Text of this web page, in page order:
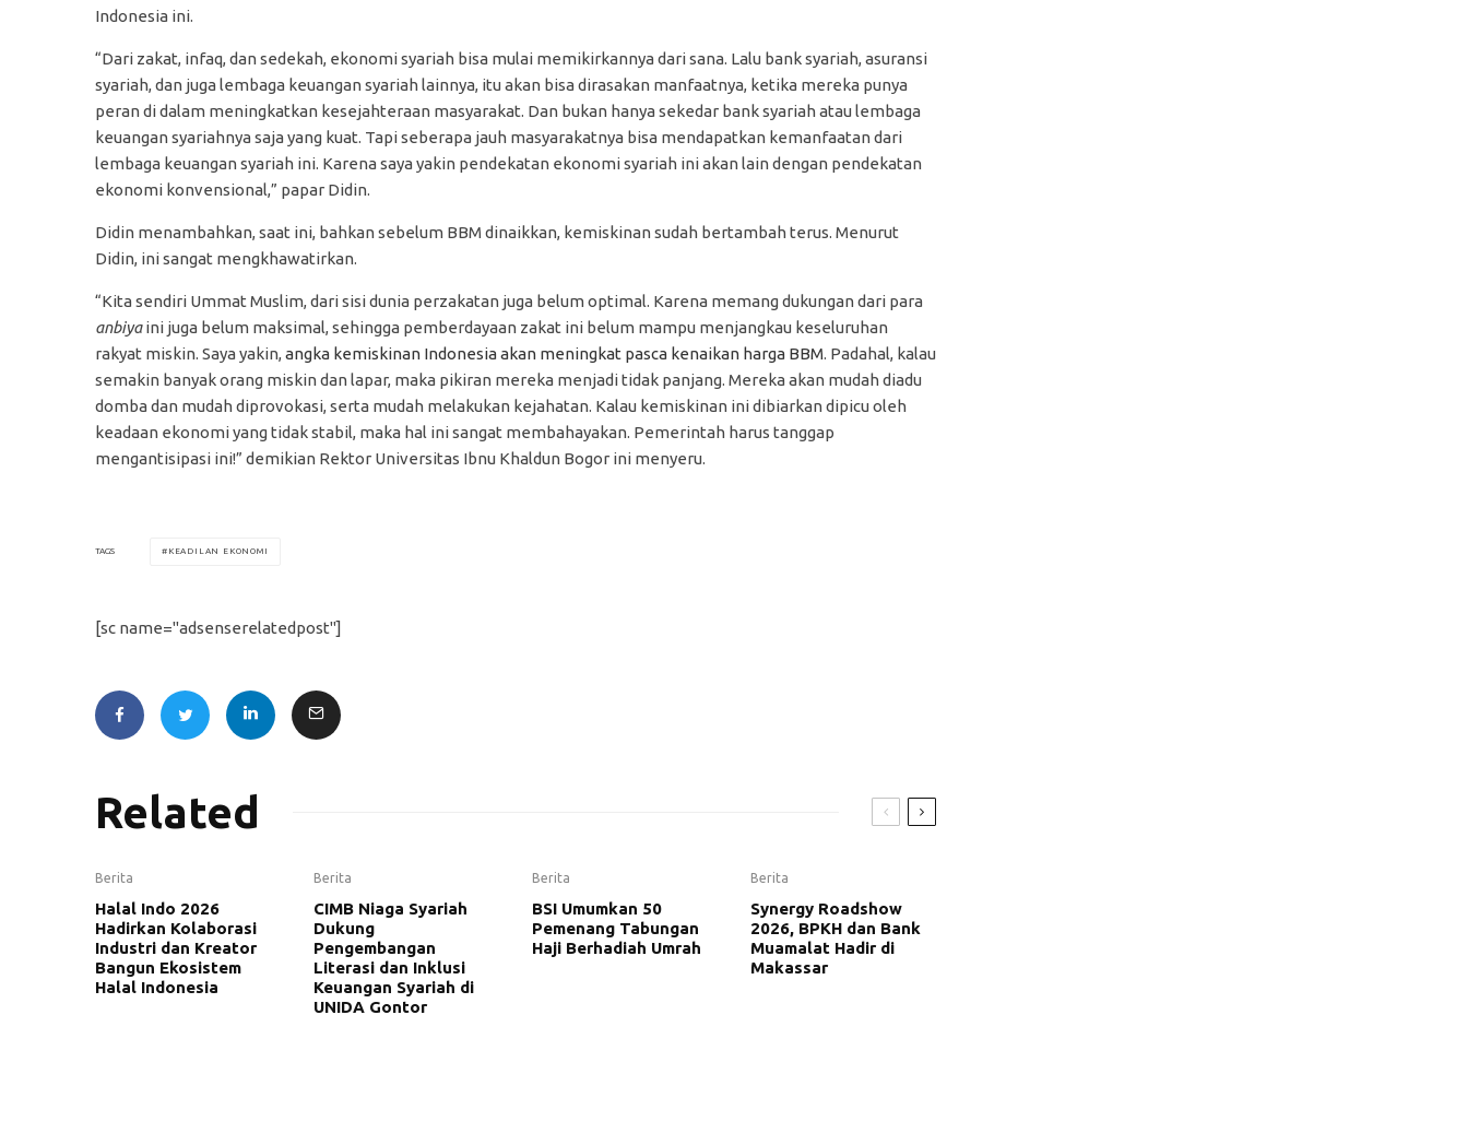
Indonesia ini.
“Dari zakat, infaq, dan sedekah, ekonomi syariah bisa mulai memikirkannya dari sana. Lalu bank syariah, asuransi
syariah, dan juga lembaga keuangan syariah lainnya, itu akan bisa dirasakan manfaatnya, ketika mereka punya
peran di dalam meningkatkan kesejahteraan masyarakat. Dan bukan hanya sekedar bank syariah atau lembaga
keuangan syariahnya saja yang kuat. Tapi seberapa jauh masyarakatnya bisa mendapatkan kemanfaatan dari
lembaga keuangan syariah ini. Karena saya yakin pendekatan ekonomi syariah ini akan lain dengan pendekatan
ekonomi konvensional,” papar Didin.
Didin menambahkan, saat ini, bahkan sebelum BBM dinaikkan, kemiskinan sudah bertambah terus. Menurut
Didin, ini sangat mengkhawatirkan.
“Kita sendiri Ummat Muslim, dari sisi dunia perzakatan juga belum optimal. Karena memang dukungan dari para
anbiyaini juga belum maksimal, sehingga pemberdayaan zakat ini belum mampu menjangkau keseluruhan
rakyat miskin. Saya yakin,angka kemiskinan Indonesia akan meningkat pasca kenaikan harga BBM. Padahal, kalau
semakin banyak orang miskin dan lapar, maka pikiran mereka menjadi tidak panjang. Mereka akan mudah diadu
domba dan mudah diprovokasi, serta mudah melakukan kejahatan. Kalau kemiskinan ini dibiarkan dipicu oleh
keadaan ekonomi yang tidak stabil, maka hal ini sangat membahayakan. Pemerintah harus tanggap
mengantisipasi ini!” demikian Rektor Universitas Ibnu Khaldun Bogor ini menyeru.
TAGS KEADILAN EKONOMI
[sc name="adsenserelatedpost"]
Related
Berita
Halal Indo 2026
Hadirkan Kolaborasi
Industri dan Kreator
Bangun Ekosistem
Halal Indonesia
Berita
CIMB Niaga Syariah
Dukung
Pengembangan
Literasi dan Inklusi
Keuangan Syariah di
UNIDA Gontor
Berita
BSI Umumkan 50
Pemenang Tabungan
Haji Berhadiah Umrah
Berita
Synergy Roadshow
2026, BPKH dan Bank
Muamalat Hadir di
Makassar